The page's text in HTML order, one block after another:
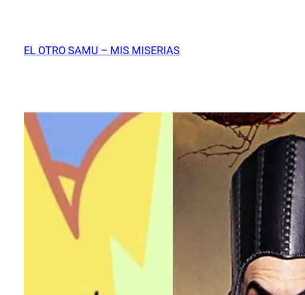
contenido
EL OTRO SAMU – MIS MISERIAS